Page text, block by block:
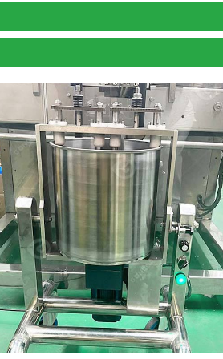
kiệm năng lượng và bảo vệ môi